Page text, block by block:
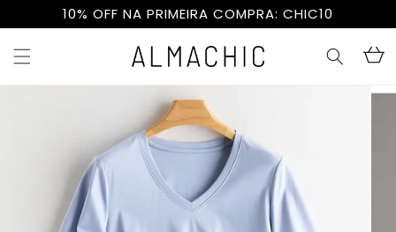
para o FRETE GRÁTIS PARA TODO O BRASIL
Pular para